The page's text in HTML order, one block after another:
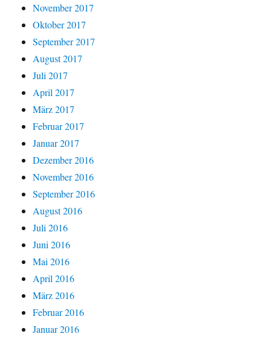
November 2017
Oktober 2017
September 2017
August 2017
Juli 2017
April 2017
März 2017
Februar 2017
Januar 2017
Dezember 2016
November 2016
September 2016
August 2016
Juli 2016
Juni 2016
Mai 2016
April 2016
März 2016
Februar 2016
Januar 2016